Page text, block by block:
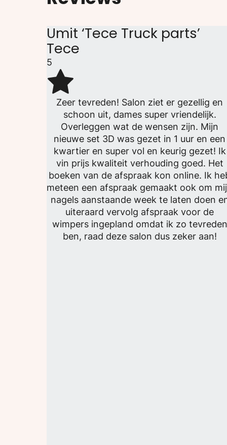
Umit ‘Tece Truck parts’
Tece
5
Zeer tevreden! Salon ziet er gezellig en
schoon uit, dames super vriendelijk.
Overleggen wat de wensen zijn. Mijn
nieuwe set 3D was gezet in 1 uur en een
kwartier en super vol en keurig gezet! Ik
vin prijs kwaliteit verhouding goed. Het
boeken van de afspraak kon online. Ik
meteen een afspraak gemaakt ook om
nagels aanstaande week te laten doen
uiteraard vervolg afspraak voor de
wimpers ingepland omdat ik zo tevreden
ben, raad deze salon dus zeker aan!